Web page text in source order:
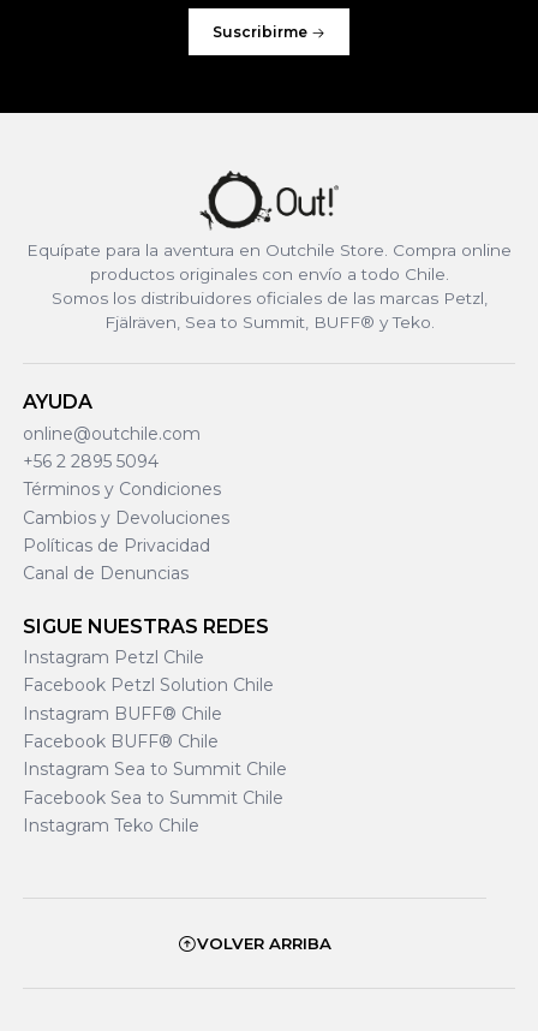
Suscribirme
Equípate para la aventura en Outchile Store. Compra online
productos originales con envío a todo Chile.
Somos los distribuidores oficiales de las marcas Petzl,
Fjälräven, Sea to Summit, BUFF® y Teko.
AYUDA
online@outchile.com
+56 2 2895 5094
Términos y Condiciones
Cambios y Devoluciones
Políticas de Privacidad
Canal de Denuncias
SIGUE NUESTRAS REDES
Instagram Petzl Chile
Facebook Petzl Solution Chile
Instagram BUFF® Chile
Facebook BUFF® Chile
Instagram Sea to Summit Chile
Facebook Sea to Summit Chile
Instagram Teko Chile
VOLVER ARRIBA